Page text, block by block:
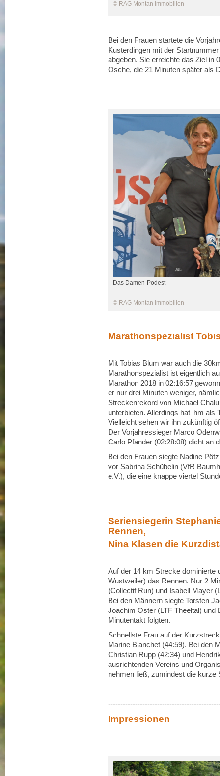
© RAG Montan Immobilien
Bei den Frauen startete die
Kusterdingen mit der
abgeben. Sie erreichte das Ziel in
Osche, die 21 Minuten später als
Das Damen-Podest
© RAG Montan Immobilien
Marathonspezialist
Mit Tobias Blum war auch die
Marathonspezialist ist eigentlich
Marathon 2018 in 02:16:57
er nur drei Minuten weniger,
Streckenrekord von Michael
unterbieten. Allerdings hat ihm als
Vielleicht sehen wir ihn zukünftig
Der Vorjahressieger Marco
Carlo Pfander (02:28:08) dicht an
Bei den Frauen siegte Nadine
vor Sabrina Schübelin (VfR
e.V.), die eine knappe viertel
Seriensiegerin
Rennen,
Nina Klasen die
Auf der 14 km Strecke dominierte
Wustweiler) das Rennen. Nur 2
(Collectif Run) und Isabell Mayer
Bei den Männern siegte Torsten
Joachim Oster (LTF Theeltal) und
Minutentakt folgten.
Schnellste Frau auf der
Marine Blanchet (44:59). Bei den
Christian Rupp (42:34) und
ausrichtenden Vereins und
nehmen ließ, zumindest die kurze
Impressionen